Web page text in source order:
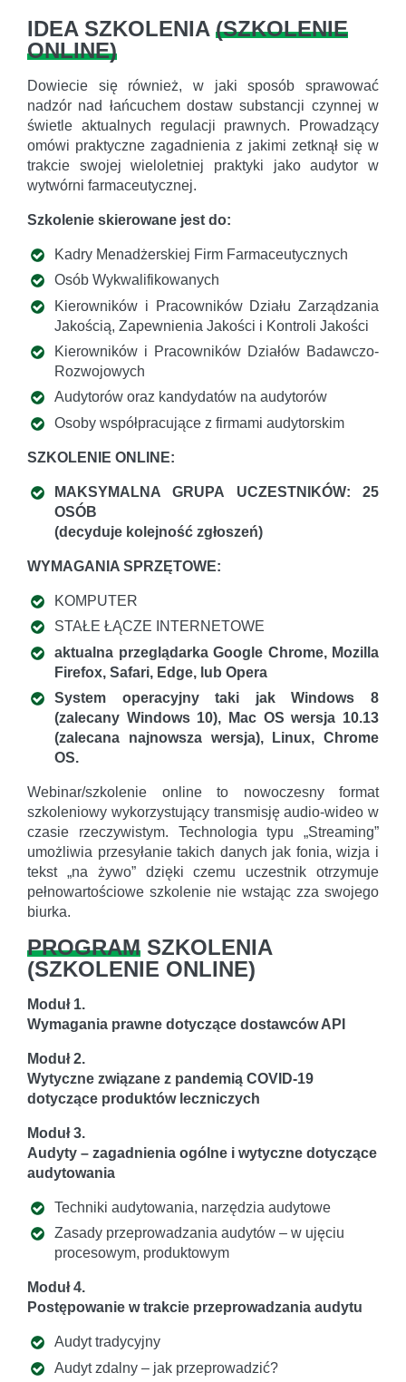
IDEA SZKOLENIA (SZKOLENIE
ONLINE)
Dowiecie się również, w jaki sposób sprawować
nadzór nad łańcuchem dostaw substancji czynnej w
świetle aktualnych regulacji prawnych. Prowadzący
omówi praktyczne zagadnienia z jakimi zetknął się w
trakcie swojej wieloletniej praktyki jako audytor w
wytwórni farmaceutycznej.
Szkolenie skierowane jest do:
Kadry Menadżerskiej Firm Farmaceutycznych
Osób Wykwalifikowanych
Kierowników i Pracowników Działu Zarządzania
Jakością, Zapewnienia Jakości i Kontroli Jakości
Kierowników i Pracowników Działów Badawczo-
Rozwojowych
Audytorów oraz kandydatów na audytorów
Osoby współpracujące z firmami audytorskim
SZKOLENIE ONLINE:
MAKSYMALNA GRUPA UCZESTNIKÓW: 25
OSÓB
(decyduje kolejność zgłoszeń)
WYMAGANIA SPRZĘTOWE:
KOMPUTER
STAŁE ŁĄCZE INTERNETOWE
aktualna przeglądarka Google Chrome, Mozilla
Firefox, Safari, Edge, lub Opera
System operacyjny taki jak Windows 8
(zalecany Windows 10), Mac OS wersja 10.13
(zalecana najnowsza wersja), Linux, Chrome
OS.
Webinar/szkolenie online to nowoczesny format
szkoleniowy wykorzystujący transmisję audio-wideo w
czasie rzeczywistym. Technologia typu „Streaming”
umożliwia przesyłanie takich danych jak fonia, wizja i
tekst „na żywo” dzięki czemu uczestnik otrzymuje
pełnowartościowe szkolenie nie wstając zza swojego
biurka.
PROGRAM SZKOLENIA
(SZKOLENIE ONLINE)
Moduł 1.
Wymagania prawne dotyczące dostawców API
Moduł 2.
Wytyczne związane z pandemią COVID-19
dotyczące produktów leczniczych
Moduł 3.
Audyty – zagadnienia ogólne i wytyczne dotyczące
audytowania
Techniki audytowania, narzędzia audytowe
Zasady przeprowadzania audytów – w ujęciu
procesowym, produktowym
Moduł 4.
Postępowanie w trakcie przeprowadzania audytu
Audyt tradycyjny
Audyt zdalny – jak przeprowadzić?